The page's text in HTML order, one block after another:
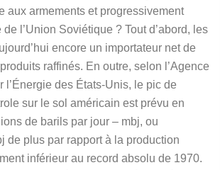
aux armements et progressivement
l’Union Soviétique ? Tout d’abord, les
encore un importateur net de
raffinés. En outre, selon l’Agence
l’Énergie des États-Unis, le pic de
sur le sol américain est prévu en
de barils par jour – mbj, ou
de plus par rapport à la production
inférieur au record absolu de 1970.